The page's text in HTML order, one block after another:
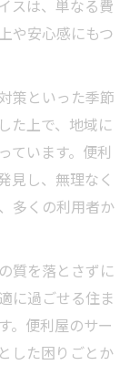
スは、単なる費
や安心感にもつ
策といった季節
た上で、地域に
ています。便利
見し、無理なく
多くの利用者か
質を落とさずに
に過ごせる住ま
。便利屋のサー
した困りごとか